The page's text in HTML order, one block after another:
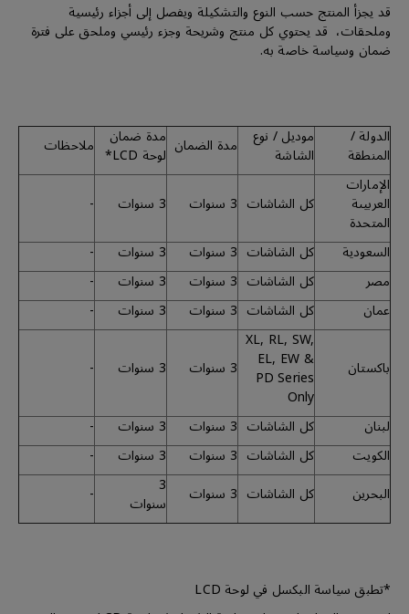
قد يجزأ المنتج حسب النوع والتشكيلة ويفصل إلى أجزاء رئيسية
وملحقات، قد يحتوي كل منتج وشريحة وجزء رئيسي وملحق على فترة
ضمان وسياسة خاصة به.
الدولة /
المنطقة
موديل / نوع
الشاشة مدة الضمان مدة ضمان
لوحة LCD*
ملاحظات
الإمارات
العربيىة
المتحدة
كل الشاشات 3 سنوات 3 سنوات
-
السعودية
كل الشاشات 3 سنوات 3 سنوات
-
مصر
كل الشاشات 3 سنوات 3 سنوات
-
عمان
كل الشاشات 3 سنوات 3 سنوات -
باكستان
XL, RL, SW,
EL, EW &
PD Series
Only
3 سنوات 3 سنوات -
لبنان كل الشاشات 3 سنوات 3 سنوات
-
الكويت
كل الشاشات 3 سنوات 3 سنوات
-
البحرين
كل الشاشات 3 سنوات سنوات -
*تطبق سياسة البكسل في لوحة LCD